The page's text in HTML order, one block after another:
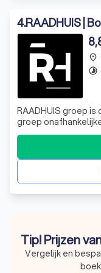
4.RAADHUIS |
RAADHUIS groep
groep
een waaier van
maakt RAADHUIS
verschillende
zodat die een
place
timelapse
Tip! Prijzen
Vergelijk en